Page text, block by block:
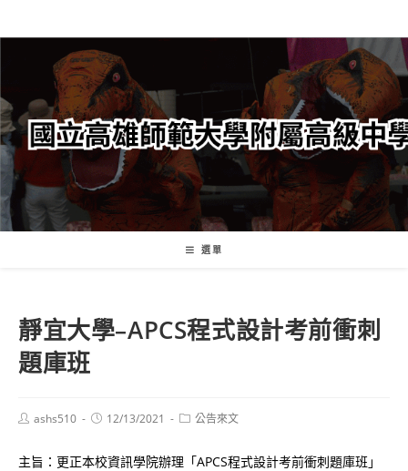
轉
要
內
容
選單
靜宜大學–APCS程式設計考前衝刺
題庫班
Postashs510
Post12/13/2021
Post公告來文
主旨：更正本校資訊學院辦理「APCS程式設計考前衝刺題庫班」